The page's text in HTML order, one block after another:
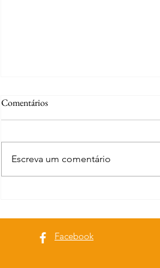
Comentários
Escreva um comentário
Facebook